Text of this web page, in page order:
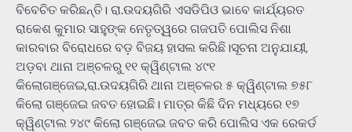
ବିବେଚିତ କରିଛନ୍ତି। ରା.ଉଦୟଗିରି ଏସଡିପିଓ ଭାବେ କାର୍ଯ୍ୟରତ
ରାକେଶ କୁମାର ସାହୁଙ୍କ ନେତୃତ୍ୱରେ ଗଜପତି ପୋଲିସ ନିଶା
କାରବାର ବିରୋଧରେ ବଡ଼ ବିଜୟ ହାସଲ କରିଛି।ସୂଚନା ଅନୁଯାୟୀ,
ଅଡ଼ବା ଥାନା ଅଞ୍ଚଳରୁ ୧୧ କ୍ୱିଣ୍ଟାଲ ୪୯୧
କିଲୋଗଞ୍ଜେଇ,ରା.ଉଦୟଗିରି ଥାନା ଅଞ୍ଚଳର ୫ କ୍ୱିଣ୍ଟାଲ ୭୫୮
କିଲୋ ଗଞ୍ଜେଇ ଜବତ ହୋଇଛି। ମାତ୍ର କିଛି ଦିନ ମଧ୍ୟରେ ୧୭
କ୍ୱିଣ୍ଟାଲ ୨୪୯ କିଲୋ ଗଞ୍ଜେଇ ଜବତ କରି ପୋଲିସ ଏକ ରେକର୍ଡ